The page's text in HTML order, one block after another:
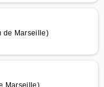
de Marseille)
Marseille)